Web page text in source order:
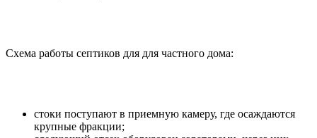
Схема работы септиков для для частного дома:
стоки поступают в приемную камеру, где осаждаются
крупные фракции;